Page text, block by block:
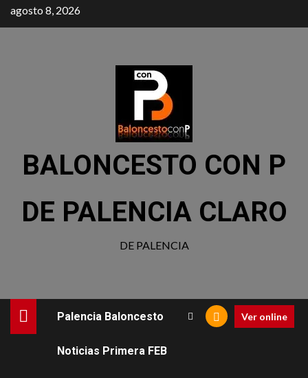
agosto 8, 2026
BALONCESTO CON P
DE PALENCIA CLARO
DE PALENCIA
Palencia Baloncesto
Noticias Primera FEB
Ver online